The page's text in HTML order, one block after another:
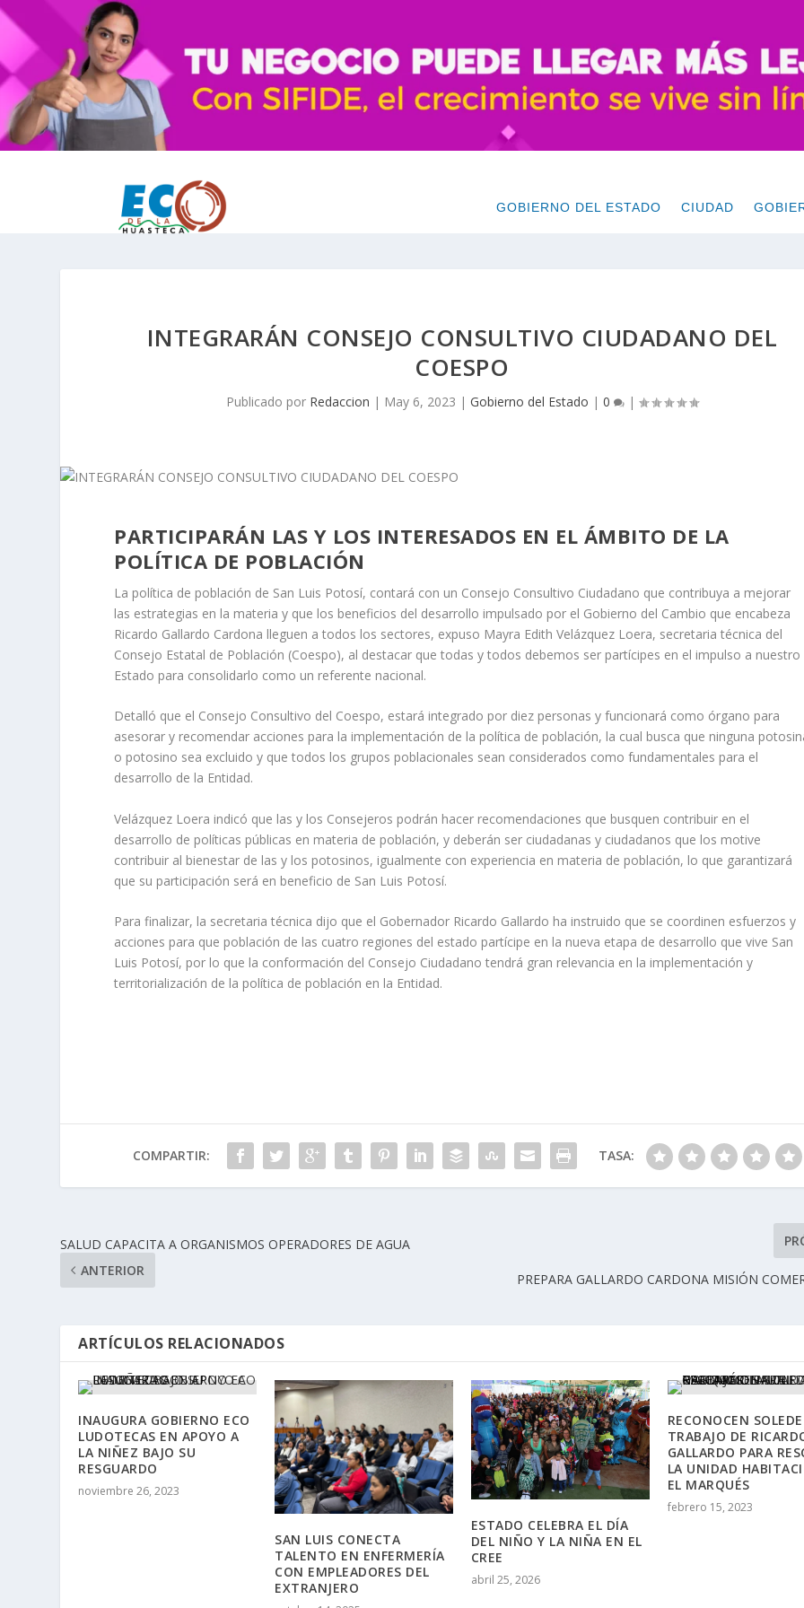
GOBIERNO DEL ESTADO CIUDAD
INTEGRARÁN CONSEJO CONSULTIVO CIUDADANO DEL
COESPO
Publicado por Redaccion | May 6, 2023 | Gobierno del Estado | 0 |
PARTICIPARÁN LAS Y LOS INTERESADOS EN EL ÁMBITO DE LA
POLÍTICA DE POBLACIÓN
La política de población de San Luis Potosí, contará con un Consejo Consultivo Ciudadano que contribuya a mejorar
las estrategias en la materia y que los beneficios del desarrollo impulsado por el Gobierno del Cambio que encabeza
Ricardo Gallardo Cardona lleguen a todos los sectores, expuso Mayra Edith Velázquez Loera, secretaria técnica del
Consejo Estatal de Población (Coespo), al destacar que todas y todos debemos ser partícipes en el impulso a nuestro
Estado para consolidarlo como un referente nacional.
Detalló que el Consejo Consultivo del Coespo, estará integrado por diez personas y funcionará como órgano para
asesorar y recomendar acciones para la implementación de la política de población, la cual busca que ninguna
o potosino sea excluido y que todos los grupos poblacionales sean considerados como fundamentales para el
desarrollo de la Entidad.
Velázquez Loera indicó que las y los Consejeros podrán hacer recomendaciones que busquen contribuir en el
desarrollo de políticas públicas en materia de población, y deberán ser ciudadanas y ciudadanos que los motive
contribuir al bienestar de las y los potosinos, igualmente con experiencia en materia de población, lo que garantizará
que su participación será en beneficio de San Luis Potosí.
Para finalizar, la secretaria técnica dijo que el Gobernador Ricardo Gallardo ha instruido que se coordinen esfuerzos y
acciones para que población de las cuatro regiones del estado partícipe en la nueva etapa de desarrollo que vive San
Luis Potosí, por lo que la conformación del Consejo Ciudadano tendrá gran relevancia en la implementación y
territorialización de la política de población en la Entidad.
COMPARTIR: TASA:
SALUD CAPACITA A ORGANISMOS OPERADORES DE AGUA
ANTERIOR
PREPARA GALLARDO CARDONA MISIÓN
ARTÍCULOS RELACIONADOS
INAUGURA GOBIERNO ECO
LUDOTECAS EN APOYO A
LA NIÑEZ BAJO SU
RESGUARDO
noviembre 26, 2023
SAN LUIS CONECTA
TALENTO EN ENFERMERÍA
CON EMPLEADORES DEL
EXTRANJERO
ESTADO CELEBRA EL DÍA
DEL NIÑO Y LA NIÑA EN EL
CREE
abril 25, 2026
RECONOCEN
TRABAJO DE
GALLARDO PARA
LA UNIDAD
EL MARQUÉS
febrero 15, 2023